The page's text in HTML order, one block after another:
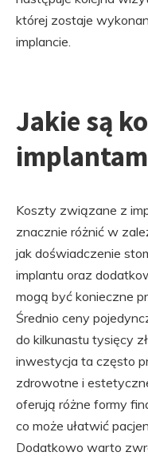
której zostaje
implancie.
Jakie są
Koszty związane z
znacznie różnić w
jak doświadczenie
implantu oraz
mogą być konieczne
Średnio ceny
do kilkunastu tysięcy
inwestycja ta często
zdrowotne i
oferują różne formy
co może ułatwić
Dodatkowo warto